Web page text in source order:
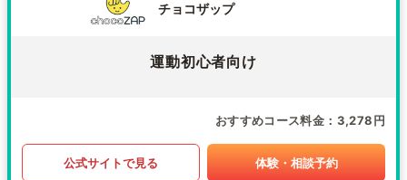
チョコザップ
運動初心者向け
おすすめコース料金 3,278円
公式サイトで見る 体験・相談予約